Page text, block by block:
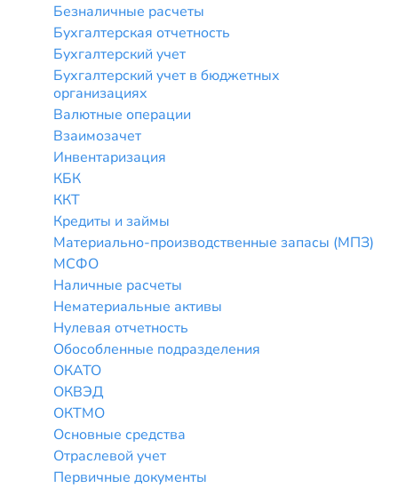
Безналичные расчеты
Бухгалтерская отчетность
Бухгалтерский учет
Бухгалтерский учет в бюджетных
организациях
Валютные операции
Взаимозачет
Инвентаризация
КБК
ККТ
Кредиты и займы
Материально-производственные запасы (МПЗ)
МСФО
Наличные расчеты
Нематериальные активы
Нулевая отчетность
Обособленные подразделения
ОКАТО
ОКВЭД
ОКТМО
Основные средства
Отраслевой учет
Первичные документы